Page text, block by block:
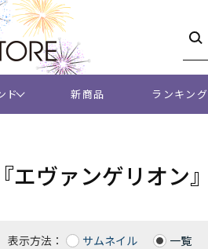
ド 新商品 ランキング
『エヴァンゲリオ
表示方法： サムネイル
一覧